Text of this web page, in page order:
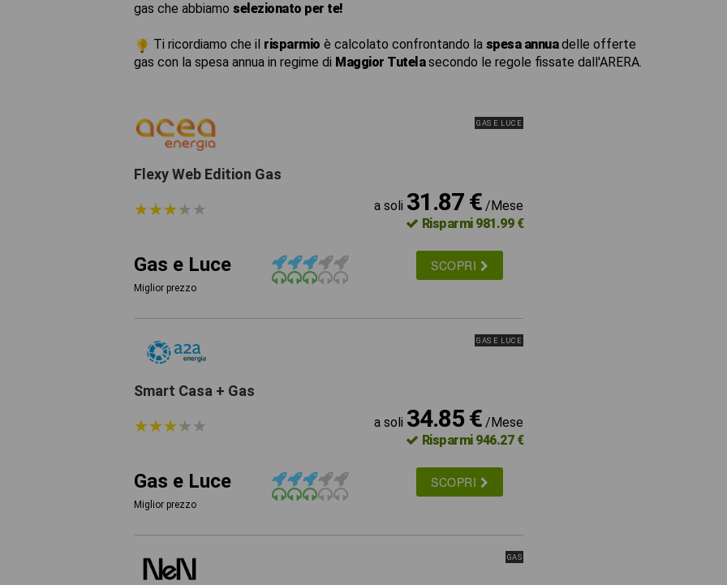
gas che abbiamo selezionato per te!
Ti ricordiamo che il risparmio è calcolato confrontando la spesa annuadelle offerte
gas con la spesa annua in regime di Maggior Tutelasecondo le regole fissate dall'ARERA.
GAS E LUCE
Flexy Web Edition Gas
★★★★★
★★★★★ a soli 31.87 € /Mese
Risparmi 981.99 €
Gas e Luce
Miglior prezzo
SCOPRI
GAS E LUCE
Smart Casa + Gas
★★★★★
★★★★★ a soli 34.85 € /Mese
Risparmi 946.27 €
Gas e Luce
Miglior prezzo
SCOPRI
GAS